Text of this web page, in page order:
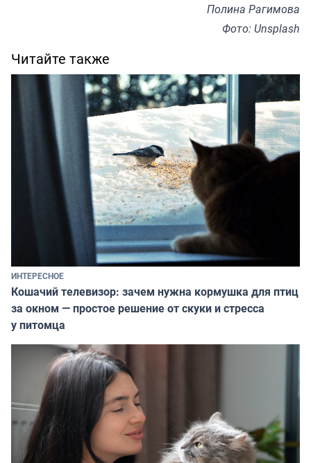
Полина Рагимова
Фото: Unsplash
Читайте также
ИНТЕРЕСНОЕ
Кошачий телевизор: зачем нужна кормушка для птиц
за окном — простое решение от скуки и стресса
у питомца